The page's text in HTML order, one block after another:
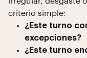
criterio simple:
¿Este turno
excepciones?
¿Este turno